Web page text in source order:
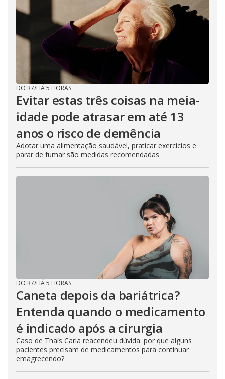
DO R7/HÁ 5 HORAS
Evitar estas três coisas na meia-
idade pode atrasar em até 13
anos o risco de demência
Adotar uma alimentação saudável, praticar exercícios e
parar de fumar são medidas recomendadas
DO R7/HÁ 5 HORAS
Caneta depois da bariátrica?
Entenda quando o medicamento
é indicado após a cirurgia
Caso de Thaís Carla reacendeu dúvida: por que alguns
pacientes precisam de medicamentos para continuar
emagrecendo?